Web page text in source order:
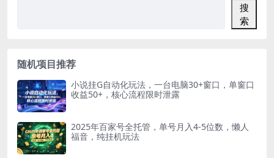
搜
索
随机项目推荐
小说挂G自动化玩法，一台电脑30+窗口，单窗口
收益50+，核心流程限时泄露
2025年百家号全托管，单号月入4-5位数，懒人
福音，纯挂机玩法